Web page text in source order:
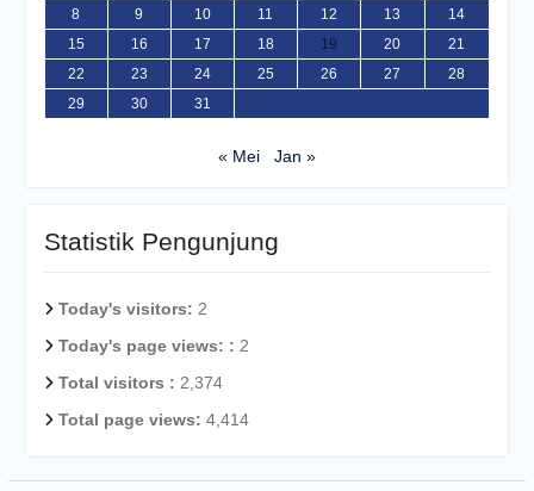
8
9 10 11 12 13
14
15
16 17 18 19 20
21
22
23 24 25 26 27
28
29
30 31
« Mei Jan »
Statistik Pengunjung
Today's visitors: 2
Today's page views: : 2
Total visitors : 2,374
Total page views: 4,414